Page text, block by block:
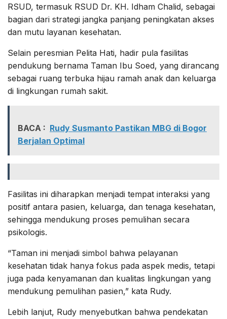
RSUD, termasuk RSUD Dr. KH. Idham Chalid, sebagai
bagian dari strategi jangka panjang peningkatan akses
dan mutu layanan kesehatan.
Selain peresmian Pelita Hati, hadir pula fasilitas
pendukung bernama Taman Ibu Soed, yang dirancang
sebagai ruang terbuka hijau ramah anak dan keluarga
di lingkungan rumah sakit.
BACA : Rudy Susmanto Pastikan MBG di Bogor
Berjalan Optimal
Fasilitas ini diharapkan menjadi tempat interaksi yang
positif antara pasien, keluarga, dan tenaga kesehatan,
sehingga mendukung proses pemulihan secara
psikologis.
“Taman ini menjadi simbol bahwa pelayanan
kesehatan tidak hanya fokus pada aspek medis, tetapi
juga pada kenyamanan dan kualitas lingkungan yang
mendukung pemulihan pasien,” kata Rudy.
Lebih lanjut, Rudy menyebutkan bahwa pendekatan